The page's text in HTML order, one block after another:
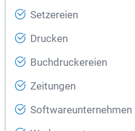
Setzereien
Drucken
Buchdruckereien
Zeitungen
Softwareunternehmen